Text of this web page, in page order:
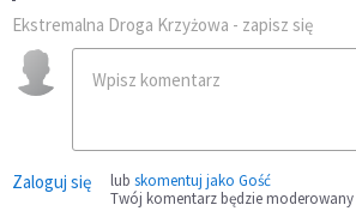
Ekstremalna Droga Krzyżowa - zapisz się
Zaloguj się lub skomentuj jako Gość
Twój komentarz będzie moderowany